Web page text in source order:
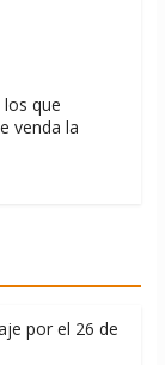
que
venda la
por el 26 de